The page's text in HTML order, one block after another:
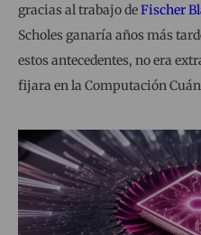
gracias al trabajo deFischer
Scholes ganaría años más
estos antecedentes, no era
fijara en la Computación